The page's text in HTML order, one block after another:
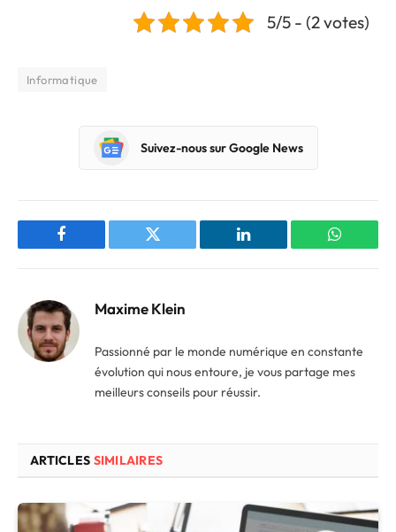
5/5 - (2 votes)
Informatique
Suivez-nous sur Google News
Facebook Twitter LinkedIn
Maxime Klein
Passionné par le monde numérique en constante
évolution qui nous entoure, je vous partage mes
meilleurs conseils pour réussir.
ARTICLES SIMILAIRES